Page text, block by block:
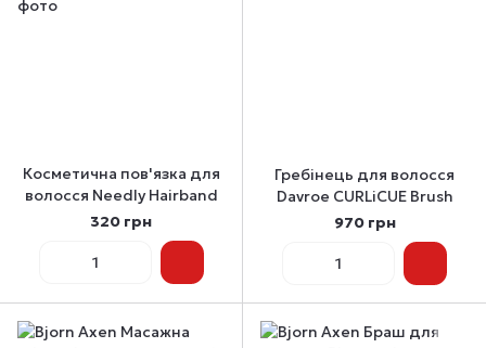
Косметична пов'язка для
волосся Needly Hairband
320 грн
Гребінець для волосся
Davroe CURLiCUE Brush
970 грн